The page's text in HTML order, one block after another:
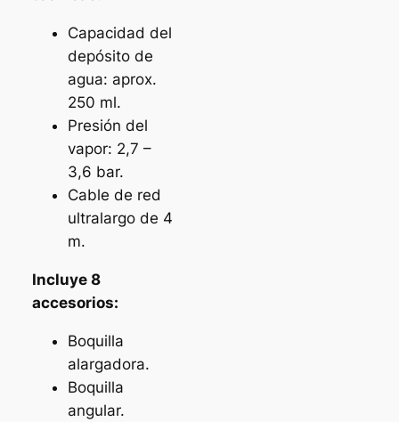
Capacidad del
depósito de
agua: aprox.
250 ml.
Presión del
vapor: 2,7 –
3,6 bar.
Cable de red
ultralargo de 4
m.
Incluye 8
accesorios:
Boquilla
alargadora.
Boquilla
angular.